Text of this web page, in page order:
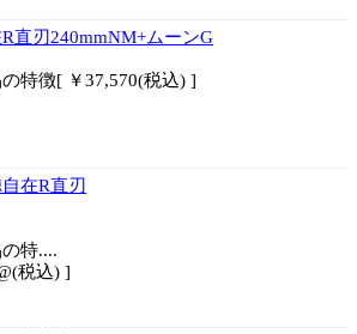
R直刃240mmNM+ムーンG
の特徴[ ￥37,570(税込) ]
在R直刃
の特....
税込) ]